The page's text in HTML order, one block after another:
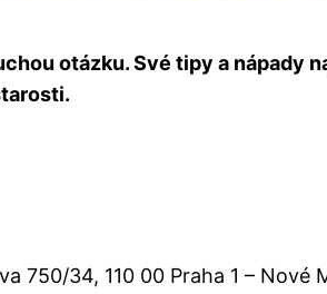
otázku. Své tipy a nápady
750/34, 110 00 Praha 1 – Nové